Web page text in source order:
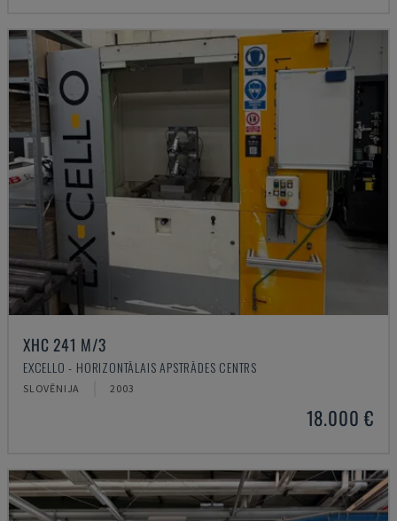
XHC 241 M/3
EXCELLO - HORIZONTĀLAIS APSTRĀDES CENTRS
SLOVĒNIJA 2003
18.000 €